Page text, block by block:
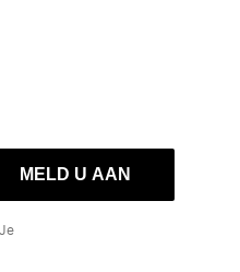
MELD U AAN